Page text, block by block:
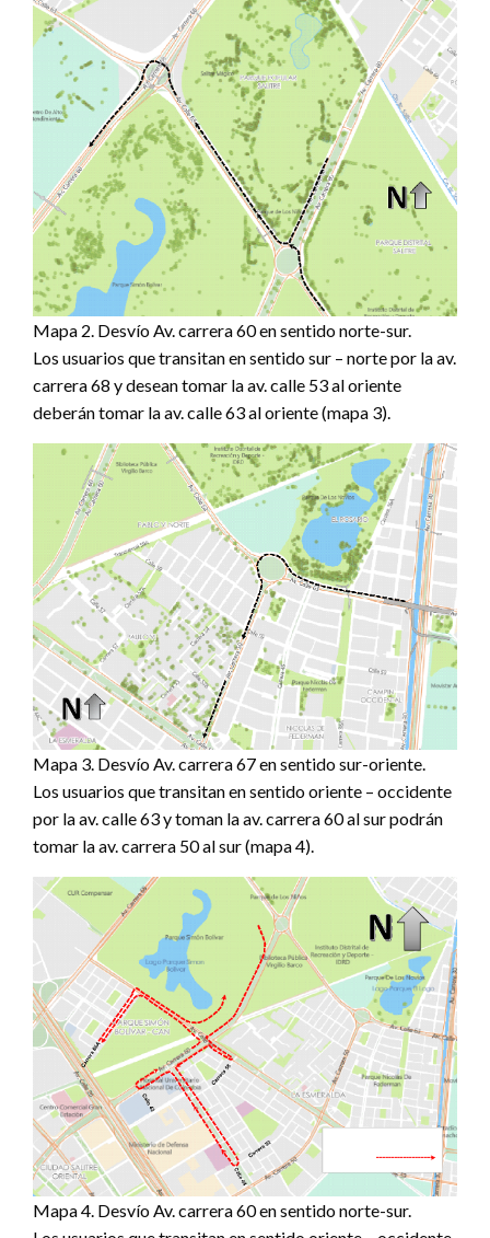
Mapa 2. Desvío Av. carrera 60 en sentido norte-sur.
Los usuarios que transitan en sentido sur – norte por la av.
carrera 68 y desean tomar la av. calle 53 al oriente
deberán tomar la av. calle 63 al oriente (mapa 3).
Mapa 3. Desvío Av. carrera 67 en sentido sur-oriente.
Los usuarios que transitan en sentido oriente – occidente
por la av. calle 63 y toman la av. carrera 60 al sur podrán
tomar la av. carrera 50 al sur (mapa 4).
Mapa 4. Desvío Av. carrera 60 en sentido norte-sur.